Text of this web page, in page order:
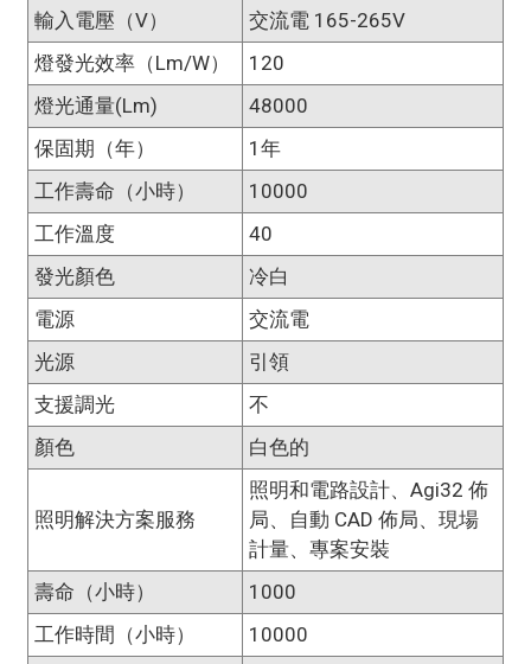
輸入電壓（V）
交流電 165-265V
燈發光效率（lm/w）
120
燈光通量(lm)
48000
保固期（年）
1年
工作壽命（小時）
10000
工作溫度
40
發光顏色
冷白
電源
交流電
光源
引領
支援調光
不
顏色
白色的
照明解決方案服務
照明和電路設計、Agi32 佈
局、自動 CAD 佈局、現場
計量、專案安裝
壽命（小時）
1000
工作時間（小時）
10000